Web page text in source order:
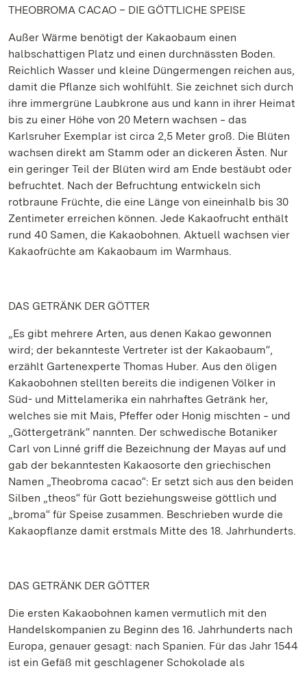
THEOBROMA CACAO – DIE GÖTTLICHE SPEISE
Außer Wärme benötigt der Kakaobaum einen
halbschattigen Platz und einen durchnässten Boden.
Reichlich Wasser und kleine Düngermengen reichen aus,
damit die Pflanze sich wohlfühlt. Sie zeichnet sich durch
ihre immergrüne Laubkrone aus und kann in ihrer Heimat
bis zu einer Höhe von 20 Metern wachsen ‒ das
Karlsruher Exemplar ist circa 2,5 Meter groß. Die Blüten
wachsen direkt am Stamm oder an dickeren Ästen. Nur
ein geringer Teil der Blüten wird am Ende bestäubt oder
befruchtet. Nach der Befruchtung entwickeln sich
rotbraune Früchte, die eine Länge von eineinhalb bis 30
Zentimeter erreichen können. Jede Kakaofrucht enthält
rund 40 Samen, die Kakaobohnen. Aktuell wachsen vier
Kakaofrüchte am Kakaobaum im Warmhaus.
DAS GETRÄNK DER GÖTTER
„Es gibt mehrere Arten, aus denen Kakao gewonnen
wird; der bekannteste Vertreter ist der Kakaobaum“,
erzählt Gartenexperte Thomas Huber. Aus den öligen
Kakaobohnen stellten bereits die indigenen Völker in
Süd- und Mittelamerika ein nahrhaftes Getränk her,
welches sie mit Mais, Pfeffer oder Honig mischten ‒ und
„Göttergetränk“ nannten. Der schwedische Botaniker
Carl von Linné griff die Bezeichnung der Mayas auf und
gab der bekanntesten Kakaosorte den griechischen
Namen „Theobroma cacao“: Er setzt sich aus den beiden
Silben „theos“ für Gott beziehungsweise göttlich und
„broma“ für Speise zusammen. Beschrieben wurde die
Kakaopflanze damit erstmals Mitte des 18. Jahrhunderts.
DAS GETRÄNK DER GÖTTER
Die ersten Kakaobohnen kamen vermutlich mit den
Handelskompanien zu Beginn des 16. Jahrhunderts nach
Europa, genauer gesagt: nach Spanien. Für das Jahr 1544
ist ein Gefäß mit geschlagener Schokolade als